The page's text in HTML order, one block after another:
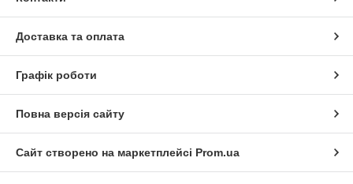
Доставка та оплата
Графік роботи
Повна версія сайту
Сайт створено на маркетплейсі Prom.ua